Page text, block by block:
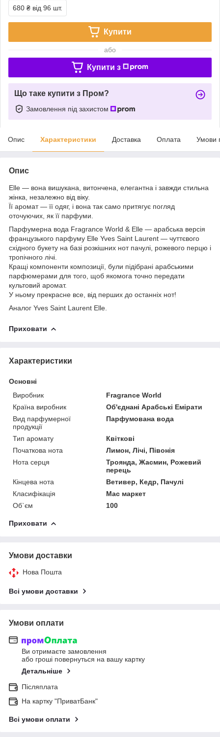
680 ₴ від 96 шт.
Купити
або
Купити з
Що таке купити з Пром?
Замовлення під захистом
Опис Характеристики Доставка Оплата Умови
Опис
Elle — вона вишукана, витончена, елегантна і завжди стильна
жінка, незалежно від віку.
Її аромат — її одяг, і вона так само притягує погляд
оточуючих, як її парфуми.
Парфумерна вода Fragrance World & Elle — арабська версія
французького парфуму Elle Yves Saint Laurent — чуттєвого
східного букету на базі розкішних нот пачулі, рожевого перцю і
тропічного лічі.
Кращі компоненти композиції, були підібрані арабськими
парфюмерами для того, щоб якомога точно передати
культовий аромат.
У ньому прекрасне все, від перших до останніх нот!
Аналог Yves Saint Laurent Elle.
Приховати
Характеристики
Основні
Виробник
Fragrance World
Країна виробник
Об'єднані Арабські Емірати
Вид парфумерної
продукції
Парфумована вода
Тип аромату
Квіткові
Початкова нота
Лимон, Лічі, Півонія
Нота серця
Троянда, Жасмин, Рожевий
перець
Кінцева нота
Ветивер, Кедр, Пачулі
Класифікація
Мас маркет
Об`єм
100
Приховати
Умови доставки
Нова Пошта
Всі умови доставки
Умови оплати
Ви отримаєте замовлення
або гроші повернуться на вашу картку
Детальніше
Післяплата
На картку "ПриватБанк"
Всі умови оплати